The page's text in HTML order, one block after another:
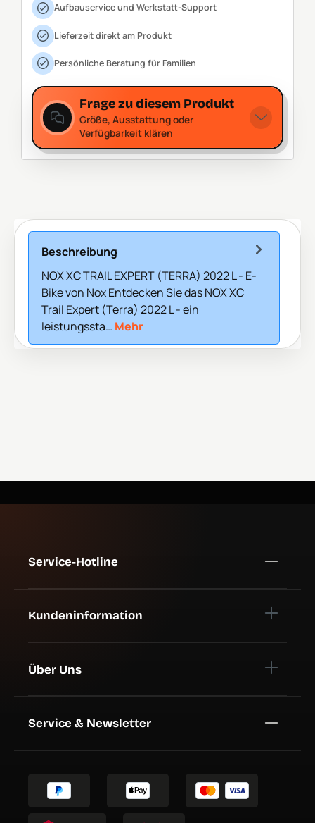
Aufbauservice und Werkstatt-Support
Lieferzeit direkt am Produkt
Persönliche Beratung für Familien
Frage zu diesem Produkt
Größe, Ausstattung oder
Verfügbarkeit klären
Beschreibung
NOX XC TRAIL EXPERT (TERRA) 2022 L - E-
Bike von Nox Entdecken Sie das NOX XC
Trail Expert (Terra) 2022 L - ein
leistungssta… Mehr
Service-Hotline
Kundeninformation
Über Uns
Service & Newsletter